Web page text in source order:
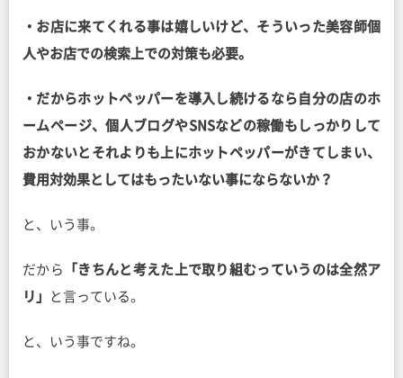
・お店に来てくれる事は嬉しいけど、そういった美容師個
人やお店での検索上での対策も必要。
・だからホットペッパーを導入し続けるなら自分の店のホ
ームページ、個人ブログやSNSなどの稼働もしっかりして
おかないとそれよりも上にホットペッパーがきてしまい、
費用対効果としてはもったいない事にならないか？
と、いう事。
だから
「きちんと考えた上で取り組むっていうのは全然ア
リ」
と言っている。
と、いう事ですね。